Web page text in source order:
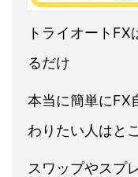
トライオート
るだけ
本当に簡単にFX
わりたい人はと
スワップやスプ